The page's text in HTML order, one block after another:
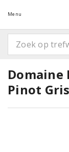
Menu
Domaine
Pinot